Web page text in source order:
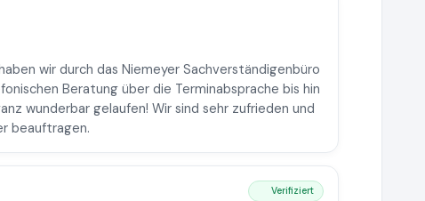
wir durch das Niemeyer Sachverständigenbüro
Beratung über die Terminabsprache bis hin
wunderbar gelaufen! Wir sind sehr zufrieden und
beauftragen.
Verifiziert